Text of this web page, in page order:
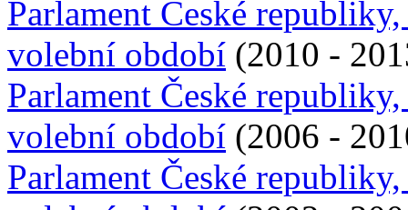
Parlament České
volební období (2010 -
Parlament České
volební období (2006 -
Parlament České